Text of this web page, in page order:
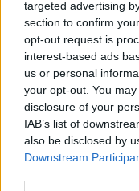
targeted advertising
section to confirm
opt-out request is
interest-based ads
us or personal
your opt-out. You
disclosure of your
IAB’s list of
also be disclosed by
Downstream